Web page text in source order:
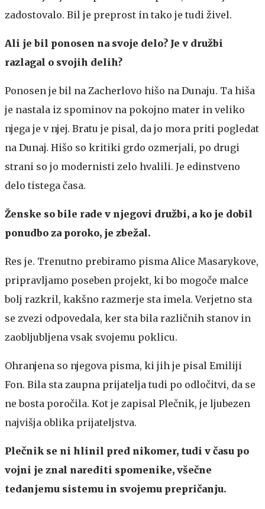
zadostovalo. Bil je preprost in tako je tudi živel.
Ali je bil ponosen na svoje delo? Je v družbi
razlagal o svojih delih?
Ponosen je bil na Zacherlovo hišo na Dunaju. Ta hiša
je nastala iz spominov na pokojno mater in veliko
njega je v njej. Bratu je pisal, da jo mora priti pogledat
na Dunaj. Hišo so kritiki grdo ozmerjali, po drugi
strani so jo modernisti zelo hvalili. Je edinstveno
delo tistega časa.
Ženske so bile rade v njegovi družbi, a ko je dobil
ponudbo za poroko, je zbežal.
Res je. Trenutno prebiramo pisma Alice Masarykove,
pripravljamo poseben projekt, ki bo mogoče malce
bolj razkril, kakšno razmerje sta imela. Verjetno sta
se zvezi odpovedala, ker sta bila različnih stanov in
zaobljubljena vsak svojemu poklicu.
Ohranjena so njegova pisma, ki jih je pisal Emiliji
Fon. Bila sta zaupna prijatelja tudi po odločitvi, da se
ne bosta poročila. Kot je zapisal Plečnik, je ljubezen
najvišja oblika prijateljstva.
Plečnik se ni hlinil pred nikomer, tudi v času po
vojni je znal narediti spomenike, všečne
tedanjemu sistemu in svojemu prepričanju.